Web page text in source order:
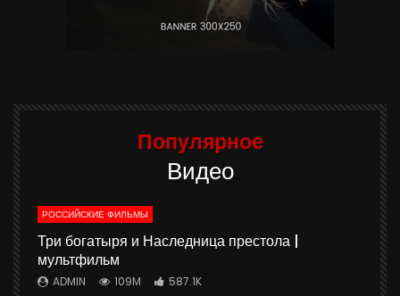
Популярное
Видео
РОССИЙСКИЕ ФИЛЬМЫ
Три богатыря и Наследница престола |
мультфильм
ADMIN 109M 587.1K